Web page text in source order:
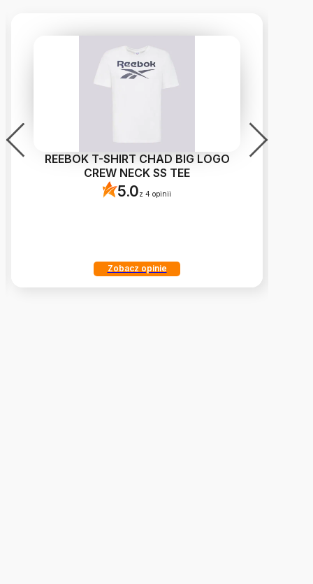
REEBOK T-SHIRT CHAD BIG LOGO
CREW NECK SS TEE
5.0z 4 opinii
Zobacz opinie